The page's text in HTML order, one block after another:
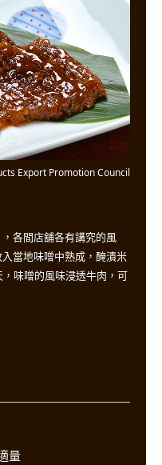
Export Promotion Council
各間店舖各有講究的風
當地味噌中熟成，醃漬米
味噌的風味浸透牛肉，可
量